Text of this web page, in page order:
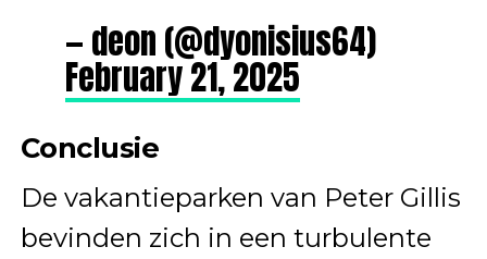
— deon (@dyonisius64)
February 21, 2025
Conclusie
De vakantieparken van Peter Gillis
bevinden zich in een turbulente